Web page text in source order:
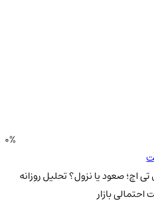
0%
اچ؛ صعود یا نزول؟تحلیل روزانه
بازار